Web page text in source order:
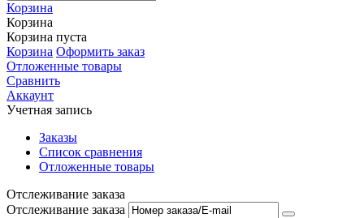
Корзина
Корзина
Корзина пуста
Корзина Оформить заказ
Отложенные товары
Сравнить
Аккаунт
Учетная запись
Заказы
Список сравнения
Отложенные товары
Отслеживание заказа
Отслеживание заказа